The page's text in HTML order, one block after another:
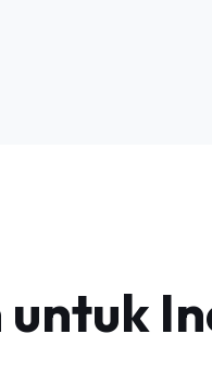
untuk